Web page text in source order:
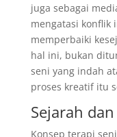
juga sebagai
mengatasi konflik
memperbaiki
hal ini, bukan
seni yang indah
proses kreatif itu
Sejarah
Konsep terapi